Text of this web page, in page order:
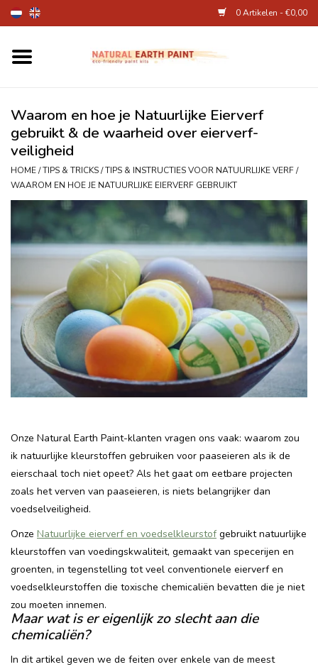
0 Artikelen - €0,00
Kunstenaarsbenodigdheden
Natuurlijke kinderverf
Natuurlijke schmink
Eierverf en voedselverf
Andere kunstbenodigdheden
Over Ons
Recepten
Tips & Tricks
Blog
Waarom en hoe je Natuurlijke Eierverf
gebruikt & de waarheid over eierverf-
veiligheid
HOME/TIPS & TRICKS/TIPS & INSTRUCTIES VOOR NATUURLIJKE VERF/
WAAROM EN HOE JE NATUURLIJKE EIERVERF GEBRUIKT
Onze Natural Earth Paint-klanten vragen ons vaak: waarom zou
ik natuurlijke kleurstoffen gebruiken voor paaseieren als ik de
eierschaal toch niet opeet? Als het gaat om eetbare projecten
zoals het verven van paaseieren, is niets belangrijker dan
voedselveiligheid.
Onze Natuurlijke eierverf en voedselkleurstofgebruikt natuurlijke
kleurstoffen van voedingskwaliteit, gemaakt van specerijen en
groenten, in tegenstelling tot veel conventionele eierverf en
voedselkleurstoffen die toxische chemicaliën bevatten die je niet
zou moeten innemen.
Maar wat is er eigenlijk zo slecht aan die
chemicaliën?
In dit artikel geven we de feiten over enkele van de meest